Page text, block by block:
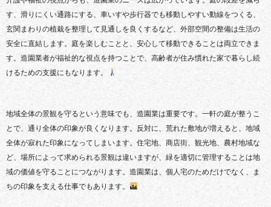
す、滑りにくい通路にする、車いすや歩行器でも移動しやすい動線をつくる、
玄関まわりの植栽を整理して見通しを良くするなど、外部空間の整備は生活の
安全に直結します。庭を楽しむことと、安心して移動できることは両立できま
す。造園業者が福祉的な視点を持つことで、高齢者が住み慣れた家で暮らし続
けるための支援にもなります。‍
地域全体の景観を守るという意味でも、造園業は重要です。一軒の庭が整うこ
とで、通り全体の印象が良くなります。反対に、荒れた敷地が増えると、地域
全体が寂れた印象になってしまいます。住宅地、商店街、観光地、農村地域な
ど、場所によって求められる景観は違いますが、緑を適切に管理することは地
域の価値を守ることにつながります。造園業は、個人宅のためだけでなく、ま
ちの印象を支える仕事でもあります。